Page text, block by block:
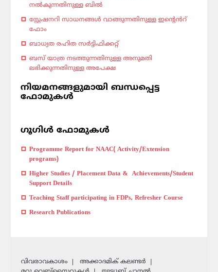
നൽകുന്നതിനുള്ള ബിൽ
സ്റ്റേഷനറി സാധനങ്ങൾ വാങ്ങുന്നതിനുള്ള ഇന്റെൻറ്
ഫോം
ബാധ്യത രഹിത സർട്ടിഫിക്കറ്റ്
ബസ് യാത്ര നടത്തുന്നതിനുള്ള അനുമതി
ലഭിക്കുന്നതിനുള്ള അപേക്ഷ
നിയമനങ്ങളുമായി ബന്ധപ്പെട്ട
ഫോമുകൾ
ഗൂഗിൾ ഫോമുകൾ
Programme Report for NAAC( Activity/Extension
programs)
Higher Studies / Placement Data & Achievements/Student
Support Details
Teaching Staff participating in FDPs, Refresher Course
Research Publications
വിവരാവകാശം
അക്കാദമിക് കലണ്ടര്‍